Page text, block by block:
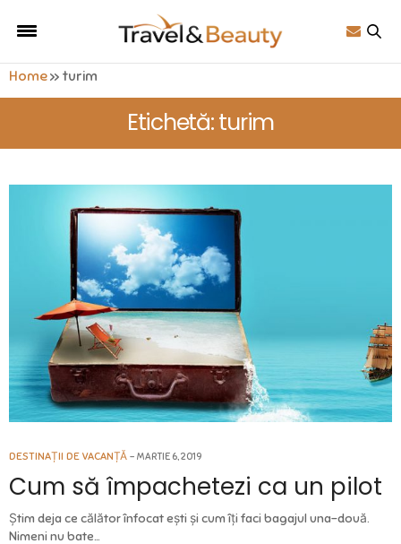
Home» turim
Etichetă: turim
DESTINAȚII DE VACANȚĂ MARTIE 6, 2019
Cum să împachetezi ca un pilot
Știm deja ce călător înfocat ești și cum îți faci bagajul una-două.
Nimeni nu bate…